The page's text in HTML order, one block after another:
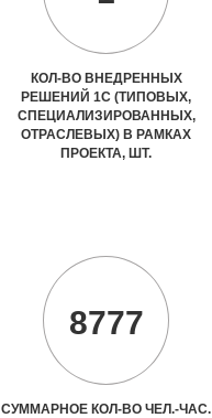
КОЛ-ВО ВНЕДРЕННЫХ
РЕШЕНИЙ 1С (ТИПОВЫХ,
СПЕЦИАЛИЗИРОВАННЫХ,
ОТРАСЛЕВЫХ) В РАМКАХ
ПРОЕКТА, ШТ.
8777
СУММАРНОЕ КОЛ-ВО ЧЕЛ.-ЧАС.